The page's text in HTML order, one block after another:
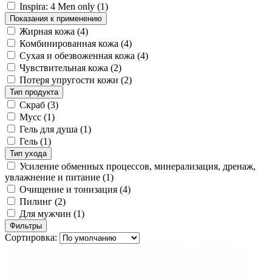
Inspira: 4 Men only (1)
Показания к применению
Жирная кожа (4)
Комбинированная кожа (4)
Сухая и обезвоженная кожа (4)
Чувствительная кожа (2)
Потеря упругости кожи (2)
Тип продукта
Скраб (3)
Мусс (1)
Гель для душа (1)
Гель (1)
Тип ухода
Усиление обменных процессов, минерализация, дренаж,
увлажнение и питание (1)
Очищение и тонизация (4)
Пилинг (2)
Для мужчин (1)
Фильтры
Сортировка: